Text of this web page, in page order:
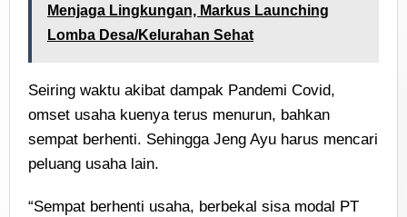
Menjaga Lingkungan, Markus Launching
Lomba Desa/Kelurahan Sehat
Seiring waktu akibat dampak Pandemi Covid,
omset usaha kuenya terus menurun, bahkan
sempat berhenti. Sehingga Jeng Ayu harus mencari
peluang usaha lain.
“Sempat berhenti usaha, berbekal sisa modal PT